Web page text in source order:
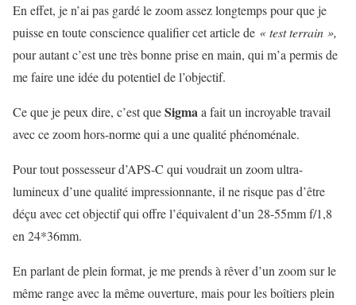
En effet, je n’ai pas gardé le zoom assez longtemps pour que je
puisse en toute conscience qualifier cet article de « test terrain »,
pour autant c’est une très bonne prise en main, qui m’a permis de
me faire une idée du potentiel de l’objectif.
Ce que je peux dire, c’est queSigmaa fait un incroyable travail
avec ce zoom hors-norme qui a une qualité phénoménale.
Pour tout possesseur d’APS-C qui voudrait un zoom ultra-
lumineux d’une qualité impressionnante, il ne risque pas d’être
déçu avec cet objectif qui offre l’équivalent d’un 28-55mm f/1,8
en 24*36mm.
En parlant de plein format, je me prends à rêver d’un zoom sur le
même range avec la même ouverture, mais pour les boîtiers plein